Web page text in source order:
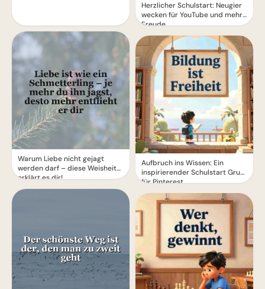
Warum Liebe nicht gejagt
werden darf – diese Weisheit
erklärt es dir!
Herzlicher Schulstart: Neugier
wecken für YouTube und mehr
Freude
Aufbruch ins Wissen: Ein
inspirierender Schulstart Gruß
für Pinterest